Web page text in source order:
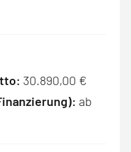
30.890,00 €
ab